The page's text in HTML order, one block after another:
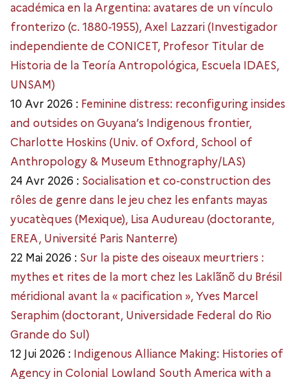
académica en la Argentina: avatares de un vínculo
fronterizo (c. 1880-1955), Axel Lazzari (Investigador
independiente de CONICET, Profesor Titular de
Historia de la Teoría Antropológica, Escuela IDAES,
UNSAM)
10 Avr 2026 : Feminine distress: reconfiguring insides
and outsides on Guyana’s Indigenous frontier,
Charlotte Hoskins (Univ. of Oxford, School of
Anthropology & Museum Ethnography/LAS)
24 Avr 2026 : Socialisation et co-construction des
rôles de genre dans le jeu chez les enfants mayas
yucatèques (Mexique), Lisa Audureau (doctorante,
EREA, Université Paris Nanterre)
22 Mai 2026 : Sur la piste des oiseaux meurtriers :
mythes et rites de la mort chez les Laklãnõ du Brésil
méridional avant la « pacification », Yves Marcel
Seraphim (doctorant, Universidade Federal do Rio
Grande do Sul)
12 Jui 2026 : Indigenous Alliance Making: Histories of
Agency in Colonial Lowland South America with a